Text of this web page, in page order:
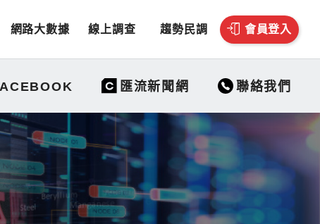
網路大數據 線上調查 趨勢民調 會員登入
匯流新聞網 聯絡我們